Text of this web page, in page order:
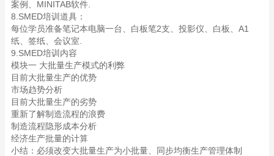
案例、MINITAB软件.
8.SMED培训道具：
每位学员准备笔记本电脑一台、白板笔2支、投影仪、白板、A1
纸、签纸、会议室.
9.SMED培训内容
模块一 大批量生产模式的利弊
目前大批量生产的优势
市场趋势分析
目前大批量生产的劣势
重新了解制造流程的浪费
制造流程隐形成本分析
经济生产批量的计算
小结：必须改变大批量生产为小批量、同步均衡生产管理体制